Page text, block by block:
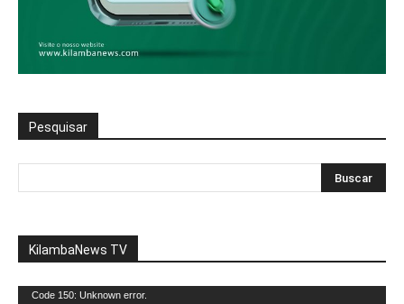
Pesquisar
KilambaNews TV
Reprodutor
Code 150: Unknown error.